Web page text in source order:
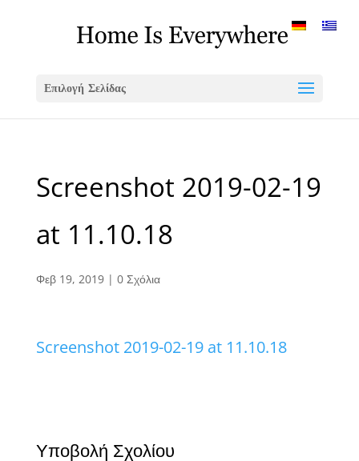
Επιλογή Σελίδας
Screenshot 2019-02-19
at 11.10.18
Φεβ 19, 2019| 0 Σχόλια
Screenshot 2019-02-19 at 11.10.18
Υποβολή Σχολίου